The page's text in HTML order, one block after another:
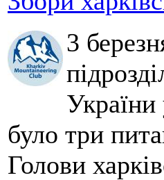
3
України
було три
Голови